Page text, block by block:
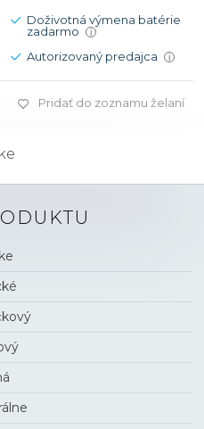
Doživotná výmena batérie
zadarmo
i
Autorizovaný predajca i
Pridať do zoznamu želaní